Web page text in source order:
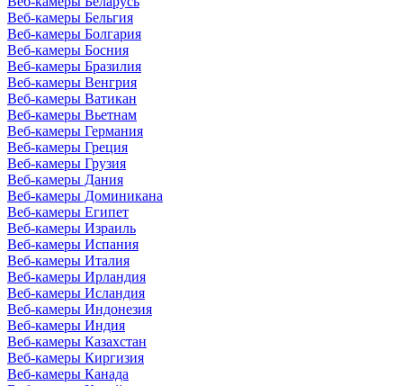
Веб-камеры Бельгия
Веб-камеры Болгария
Веб-камеры Босния
Веб-камеры Бразилия
Веб-камеры Венгрия
Веб-камеры Ватикан
Веб-камеры Вьетнам
Веб-камеры Германия
Веб-камеры Греция
Веб-камеры Грузия
Веб-камеры Дания
Веб-камеры Доминикана
Веб-камеры Египет
Веб-камеры Израиль
Веб-камеры Испания
Веб-камеры Италия
Веб-камеры Ирландия
Веб-камеры Исландия
Веб-камеры Индонезия
Веб-камеры Индия
Веб-камеры Казахстан
Веб-камеры Киргизия
Веб-камеры Канада